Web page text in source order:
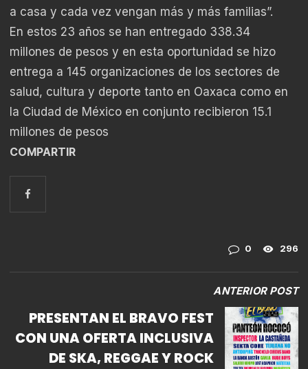
a casa y cada vez vengan más y más familias”.
En estos 23 años se han entregado 338.34
millones de pesos y en esta oportunidad se hizo
entrega a 145 organizaciones de los sectores de
salud, cultura y deporte tanto en Oaxaca como en
la Ciudad de México en conjunto recibieron 15.1
millones de pesos
COMPARTIR
0 296
ANTERIOR POST
PRESENTAN EL BRAVO FEST
CON UNA OFERTA INCLUSIVA
DE SKA, REGGAE Y ROCK